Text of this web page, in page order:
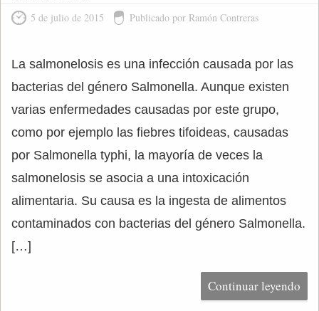
5 de julio de 2015 Publicado por Ramón Contreras
La salmonelosis es una infección causada por las
bacterias del género Salmonella. Aunque existen
varias enfermedades causadas por este grupo,
como por ejemplo las fiebres tifoideas, causadas
por Salmonella typhi, la mayoría de veces la
salmonelosis se asocia a una intoxicación
alimentaria. Su causa es la ingesta de alimentos
contaminados con bacterias del género Salmonella.
[…]
Continuar leyendo